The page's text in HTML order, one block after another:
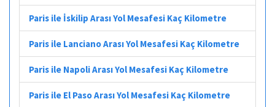
Paris ile İskilip Arası Yol Mesafesi Kaç Kilometre
Paris ile Lanciano Arası Yol Mesafesi Kaç Kilometre
Paris ile Napoli Arası Yol Mesafesi Kaç Kilometre
Paris ile El Paso Arası Yol Mesafesi Kaç Kilometre